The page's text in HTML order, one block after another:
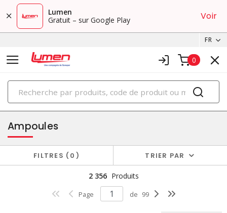
Lumen
Gratuit – sur Google Play
Voir
FR
0
PRODUITS
éclairage
Ampoules
FILTRES 0 TRIER PAR
2 356 Produits
Page de 99